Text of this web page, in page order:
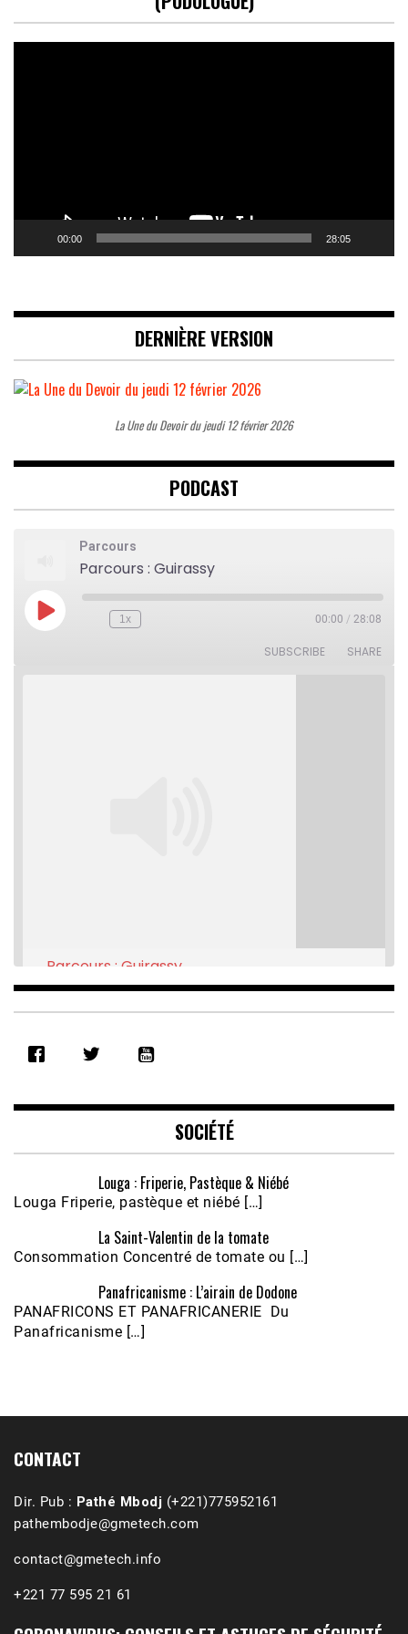
00:00 28:05
DERNIÈRE VERSION
La Une du Devoir du jeudi 12 février 2026
PODCAST
Parcours
Parcours : Guirassy
Play
Episode
Rewind
1x 00:00 / 28:08
SUBSCRIBE SHARE
RSS FEED
EMBED
Parcours : Guirassy
Feb 16, 2021 • 28:08
Écoutez le parcours de Claudiane Kapia
Nobana (Podologue)
Feb 24, 2021 • 28mn
SOCIÉTÉ
Louga : Friperie, Pastèque & Niébé
Louga Friperie, pastèque et niébé […]
La Saint-Valentin de la tomate
Consommation Concentré de tomate ou […]
Panafricanisme : L’airain de Dodone
PANAFRICONS ET PANAFRICANERIE Du
Panafricanisme […]
CONTACT
Dir. Pub : Pathé Mbodj (+221)775952161
pathembodje@gmetech.com
contact@gmetech.info
+221 77 595 21 61